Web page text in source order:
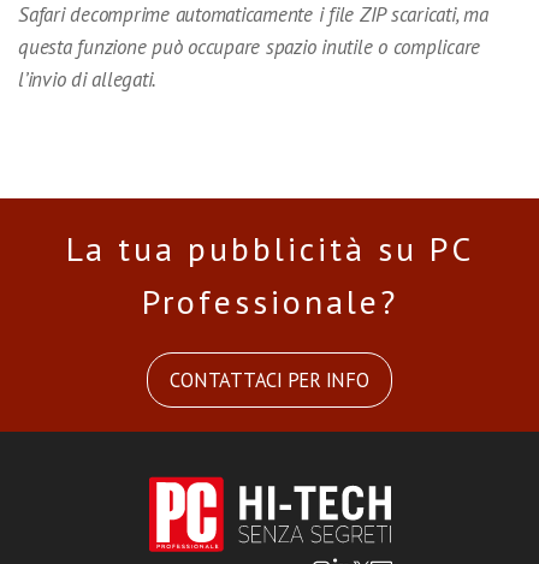
Safari decomprime automaticamente i file ZIP scaricati, ma
questa funzione può occupare spazio inutile o complicare
l’invio di allegati.
La tua pubblicità su PC
Professionale?
CONTATTACI PER INFO